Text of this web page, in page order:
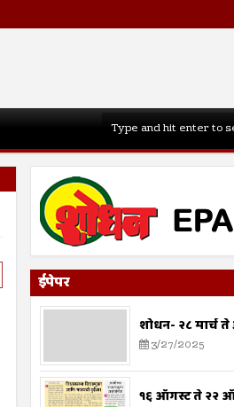
ईपेपर
शोधन- २८ मार्च ते
3/27/2025
१६ ऑगस्ट ते २२